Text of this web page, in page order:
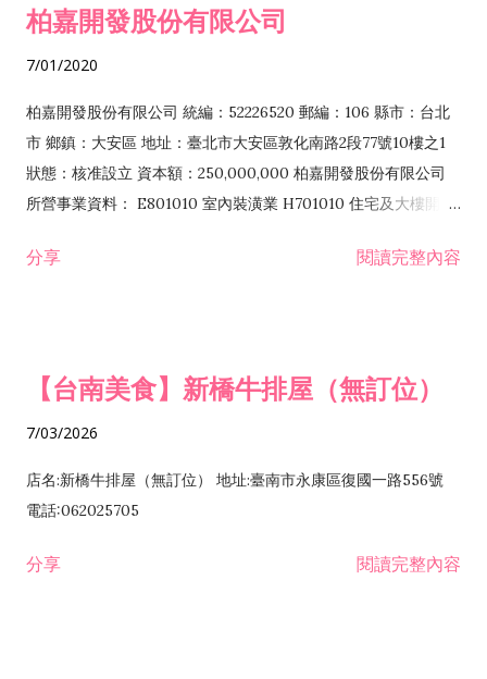
柏嘉開發股份有限公司
7/01/2020
柏嘉開發股份有限公司 統編：52226520 郵編：106 縣市：台北
市 鄉鎮：大安區 地址：臺北市大安區敦化南路2段77號10樓之1
狀態：核准設立 資本額：250,000,000 柏嘉開發股份有限公司
所營事業資料： E801010 室內裝潢業 H701010 住宅及大樓開發
發業 H703090 不動產買賣業 H703100 不動產租賃業 I503010
分享 閱讀完整內容
【台南美食】新橋牛排屋（無訂位）
7/03/2026
店名:新橋牛排屋（無訂位） 地址:臺南市永康區復國一路556號
電話:062025705
分享 閱讀完整內容